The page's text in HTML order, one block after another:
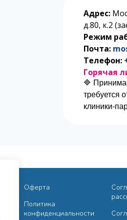
🔷
требуется
клиники-
Адрес:
д.80, к.2
Режим
Почта:
Телефон:
Горячая
Оферта
Политика
конфиденциальности